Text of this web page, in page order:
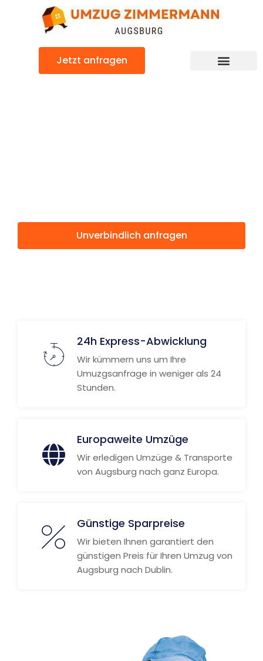
Jetzt anfragen
Unverbindlich anfragen
24h Express-Abwicklung
Wir kümmern uns um Ihre
Umuzgsanfrage in weniger als 24
Stunden.
Europaweite Umzüge
Wir erledigen Umzüge & Transporte
von Augsburg nach ganz Europa.
Günstige Sparpreise
Wir bieten Ihnen garantiert den
günstigen Preis für Ihren Umzug von
Augsburg nach Dublin.